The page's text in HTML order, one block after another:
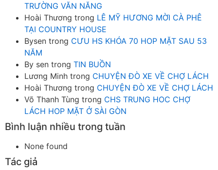
TRƯỜNG VĂN NĂNG
Hoài Thương trong LÊ MỸ HƯƠNG MỜI CÀ PHÊ
TẠI COUNTRY HOUSE
Bysen trong CƯU HS KHÓA 70 HOP MẶT SAU 53
NĂM
By sen trong TIN BUỒN
Lương Minh trong CHUYỆN ĐÒ XE VỀ CHỢ LÁCH
Hoài Thương trong CHUYỆN ĐÒ XE VỀ CHỢ LÁCH
Võ Thanh Tùng trong CHS TRUNG HOC CHỢ
LÁCH HOP MẶT Ở SÀI GÒN
Bình luận nhiều trong tuần
None found
Tác giả